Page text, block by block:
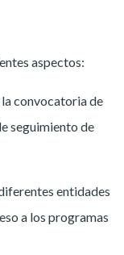
aspectos:
convocatoria de
seguimiento de
entidades
a los programas